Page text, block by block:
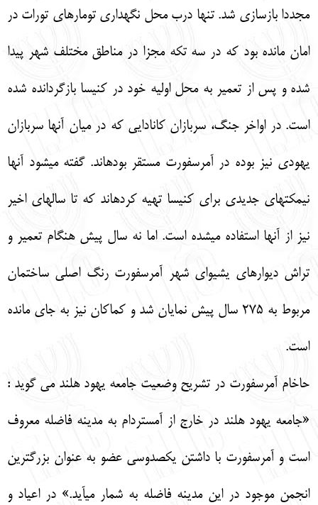
مجددا بازسازي شد. تنها درب محل نگهداري تومارهاي تورات در
امان مانده بود كه در سه تكه مجزا در مناطق مختلف شهر پيدا
شده و پس از تعمير به محل اوليه خود در كنيسا بازگردانده شده
است. در اواخر جنگ، سربازان كانادايي كه در ميان آنها سربازان
يهودي نيز بوده در آمرسفورت مستقر بوده‏اند. گفته مي‏شود آنها
نيمكت‏هاي جديدي براي كنيسا تهيه كرده‏اند كه تا سال‏هاي اخير
نيز از آنها استفاده مي‏شده است. اما نه سال پيش هنگام تعمير و
تراش ديوارهاي يشيواي شهر آمرسفورت رنگ اصلي ساختمان
مربوط به 275 سال پيش نمايان شد و كماكان نيز به جاي مانده
است.
حاخام آمرسفورت در تشريح وضعيت جامعه يهود هلند مي گويد :
«جامعه يهود هلند در خارج از آمستردام به مدينه فاضله معروف
است و آمرسفورت با داشتن يكصدوسي عضو به عنوان بزرگترين
انجمن موجود در اين مدينه فاضله به شمار مي‏آيد.» در اعياد و